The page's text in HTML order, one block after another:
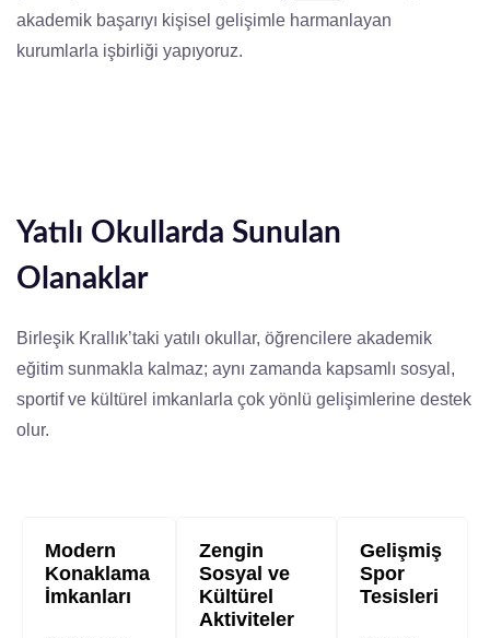
akademik başarıyı kişisel gelişimle harmanlayan
kurumlarla işbirliği yapıyoruz.
Yatılı Okullarda Sunulan
Olanaklar
Birleşik Krallık’taki yatılı okullar, öğrencilere akademik
eğitim sunmakla kalmaz; aynı zamanda kapsamlı sosyal,
sportif ve kültürel imkanlarla çok yönlü gelişimlerine destek
olur.
Modern
Konaklama
İmkanları
Zengin
Sosyal ve
Kültürel
Aktiviteler
Gelişmiş
Spor
Tesisleri